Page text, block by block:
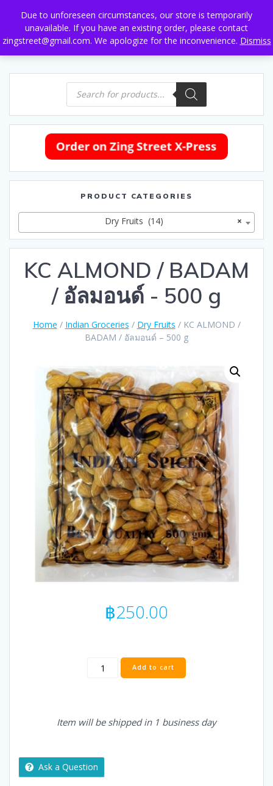
Due to unforeseen circumstances, our store is temporarily
unavailable. If you have an existing order, please contact
zingstreet@gmail.com. We apologize for the inconvenience. Dismiss
to
content
Products
search
PRODUCT CATEGORIES
×
Dry Fruits (14)
KC ALMOND / BADAM
/ อัลมอนด์ - 500 g
Home / Indian Groceries / Dry Fruits / KC ALMOND /
BADAM / อัลมอนด์ – 500 g
฿250.00
KC
ALMOND
อัล
500
Add to cart
Item will be shipped in 1 business day
Ask a Question